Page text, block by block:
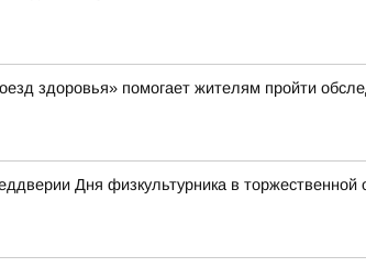
здоровья» помогает жителям пройти
Дня физкультурника в торжественной